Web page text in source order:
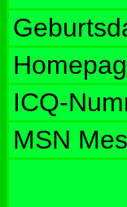
ICQ-
MSN